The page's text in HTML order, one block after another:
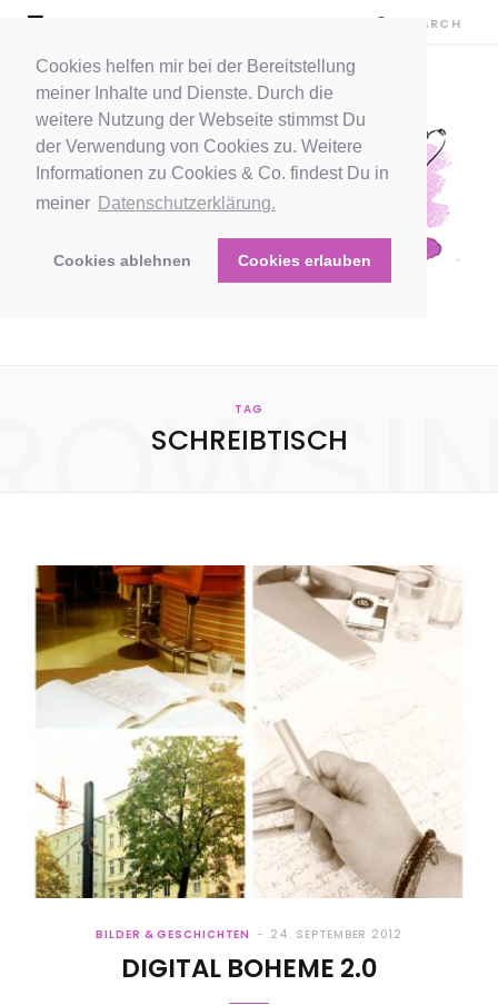
Cookies helfen mir bei der Bereitstellung
meiner Inhalte und Dienste. Durch die
weitere Nutzung der Webseite stimmst Du
der Verwendung von Cookies zu. Weitere
Informationen zu Cookies & Co. findest Du in
meiner Datenschutzerklärung.
Cookies ablehnen Cookies erlauben
TAG
SCHREIBTISCH
BILDER & GESCHICHTEN 24. SEPTEMBER 2012
DIGITAL BOHEME 2.0